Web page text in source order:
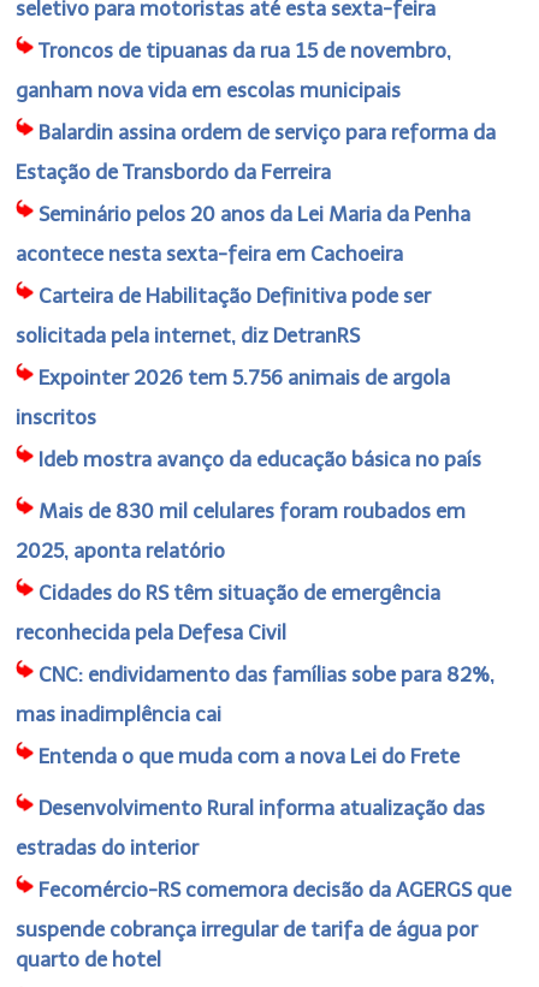
seletivo para motoristas até esta sexta-feira
Troncos de tipuanas da rua 15 de novembro,
ganham nova vida em escolas municipais
Balardin assina ordem de serviço para reforma da
Estação de Transbordo da Ferreira
Seminário pelos 20 anos da Lei Maria da Penha
acontece nesta sexta-feira em Cachoeira
Carteira de Habilitação Definitiva pode ser
solicitada pela internet, diz DetranRS
Expointer 2026 tem 5.756 animais de argola
inscritos
Ideb mostra avanço da educação básica no país
Mais de 830 mil celulares foram roubados em
2025, aponta relatório
Cidades do RS têm situação de emergência
reconhecida pela Defesa Civil
CNC: endividamento das famílias sobe para 82%,
mas inadimplência cai
Entenda o que muda com a nova Lei do Frete
Desenvolvimento Rural informa atualização das
estradas do interior
Fecomércio-RS comemora decisão da AGERGS que
suspende cobrança irregular de tarifa de água por
quarto de hotel